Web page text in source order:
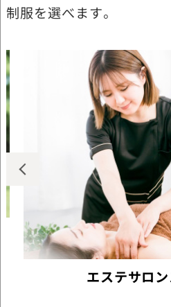
制服を選べます。
エステサロ